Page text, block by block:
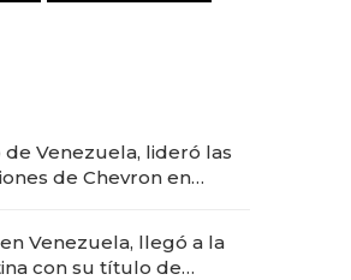
de Venezuela, lideró las
de Chevron en
Venezuela, llegó a la
con su título de